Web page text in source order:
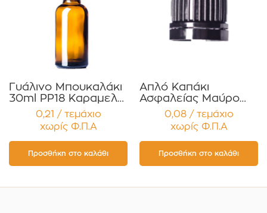
Γυάλινο Μπουκαλάκι
30ml PP18 Καραμελέ
για Αιθέρια Έλαια ,
Βάμματα , Αρώματα
Συσκευασία 12
τεμαχίων
0,21 / τεμάχιο
χωρίς Φ.Π.Α
Προσθήκη στο καλάθι
Απλό Καπάκι
Ασφαλείας Μαύρο
PP18 – Τύπου One-
Part Συσκευασία 12
τεμαχίων
0,08 / τεμάχιο
χωρίς Φ.Π.Α
Προσθήκη στο καλάθι